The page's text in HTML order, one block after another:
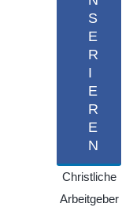
S
E
R
I
E
R
E
N
Christliche
Arbeitgeber